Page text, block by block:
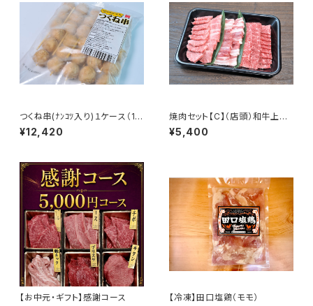
つくね串(ﾅﾝｺﾂ入り)１ケース（10
0本入）【内藤精肉店オリジナル】
［冷凍］
¥12,420
焼肉セット【C】（店頭）和牛上カ
ルビ・赤身モモ 豚バラ
¥5,400
【お中元・ギフト】感謝コース 【冷凍】田口塩鶏（モモ）